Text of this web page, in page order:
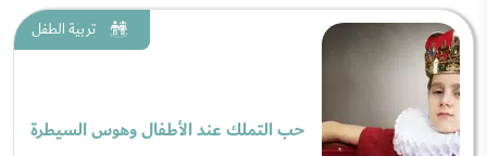
تربية الطفل
حب التملك عند الأطفال وهوس السيطرة